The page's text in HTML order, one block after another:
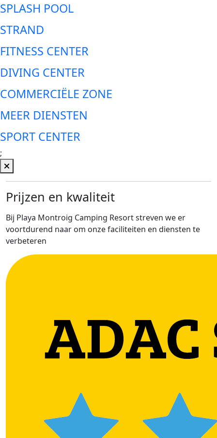
SPLASH POOL
STRAND
FITNESS CENTER
DIVING CENTER
COMMERCIËLE ZONE
MEER DIENSTEN
SPORT CENTER
;
Prijzen en kwaliteit
Bij Playa Montroig Camping Resort streven we er
voortdurend naar om onze faciliteiten en diensten te
verbeteren